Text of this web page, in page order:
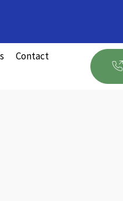
Contact